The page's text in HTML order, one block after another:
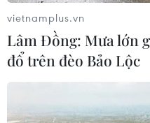
06/08/2026 00:06
Liên hợp quốc: Xung
qua tháng đẫm máu
vietnamplus.vn
Lâm Đồng: Mưa lớn
đổ trên đèo Bảo Lộc